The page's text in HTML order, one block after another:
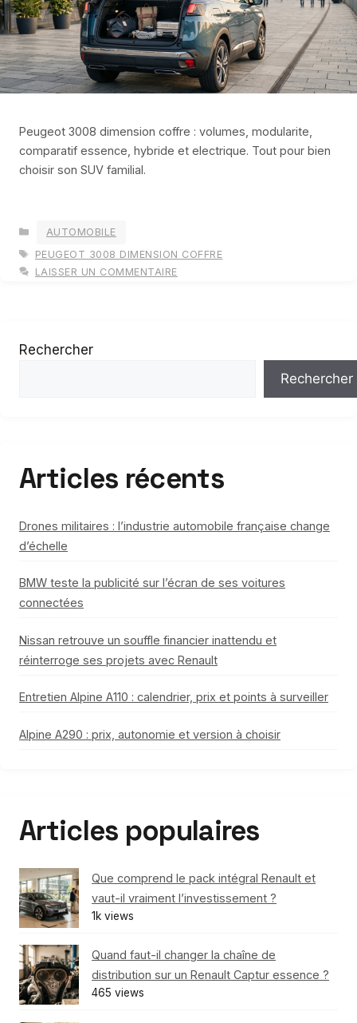
Peugeot 3008 dimension coffre : volumes, modularite,
comparatif essence, hybride et electrique. Tout pour bien
choisir son SUV familial.
AUTOMOBILE
ÉTIQUETTES
PEUGEOT 3008 DIMENSION COFFRE
LAISSER UN COMMENTAIRE
Rechercher
Rechercher
Articles récents
Drones militaires : l’industrie automobile française change
d’échelle
BMW teste la publicité sur l’écran de ses voitures
connectées
Nissan retrouve un souffle financier inattendu et
réinterroge ses projets avec Renault
Entretien Alpine A110 : calendrier, prix et points à surveiller
Alpine A290 : prix, autonomie et version à choisir
Articles populaires
Que comprend le pack intégral Renault et
vaut-il vraiment l’investissement ?
1k views
Quand faut-il changer la chaîne de
distribution sur un Renault Captur essence ?
465 views